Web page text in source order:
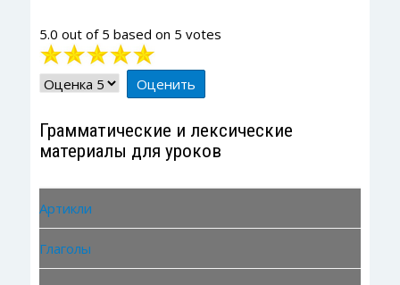
5.0 out of 5 based on 5 votes
Рейтинг:
5/5
Пожалуйста,
оцените
Грамматические и лексические
материалы для уроков
Артикли
Глаголы